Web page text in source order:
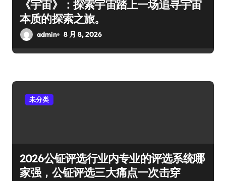
《宇宙》：探索宇宙踏上一场追寻宇宙
本质的探索之旅。
admin 8 月 8, 2026
未分类
2026公钲评选行业内专业的评选系统哪
家强，公钲评选三大痛点一次击穿